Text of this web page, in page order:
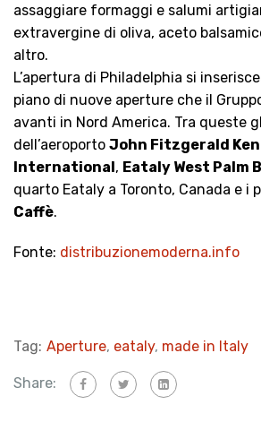
assaggiare formaggi e salumi
extravergine di oliva, aceto
altro.
L’apertura di Philadelphia si
piano di nuove aperture che il
avanti in Nord America. Tra queste
dell’aeroporto John Fitzgerald
International, Eataly West Palm
quarto Eataly a Toronto, Canada e i
Caffè.
Fonte: distribuzionemoderna.info
Tag: Aperture, eataly, made in Italy
Share: